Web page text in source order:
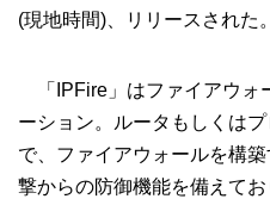
(現地時間)、リリースされた。
「IPFire」はファイアウォ
ーション。ルータもしくは
で、ファイアウォールを構
撃からの防御機能を備えて